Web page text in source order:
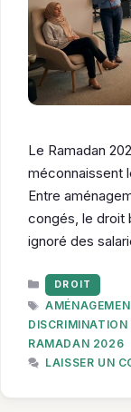
Le Ramadan
méconnaissent
Entre
congés, le droit
ignoré des
CATÉGORIES
DROIT
ÉTIQUETTES
DISCRIMINATION
RAMADAN 2026
LAISSER UN